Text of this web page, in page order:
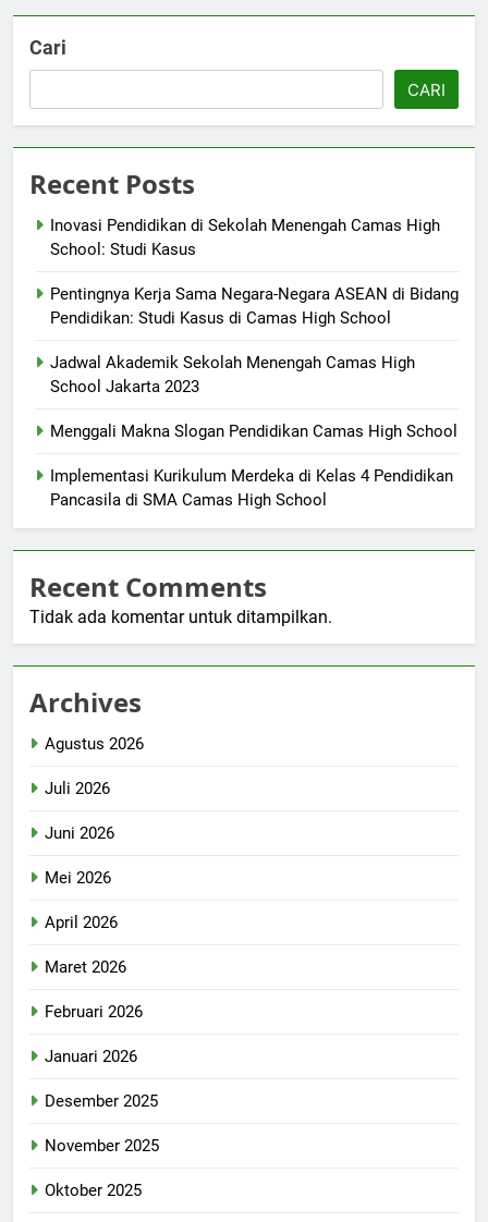
Cari
CARI
Recent Posts
Inovasi Pendidikan di Sekolah Menengah Camas High
School: Studi Kasus
Pentingnya Kerja Sama Negara-Negara ASEAN di Bidang
Pendidikan: Studi Kasus di Camas High School
Jadwal Akademik Sekolah Menengah Camas High
School Jakarta 2023
Menggali Makna Slogan Pendidikan Camas High School
Implementasi Kurikulum Merdeka di Kelas 4 Pendidikan
Pancasila di SMA Camas High School
Recent Comments
Tidak ada komentar untuk ditampilkan.
Archives
Agustus 2026
Juli 2026
Juni 2026
Mei 2026
April 2026
Maret 2026
Februari 2026
Januari 2026
Desember 2025
November 2025
Oktober 2025